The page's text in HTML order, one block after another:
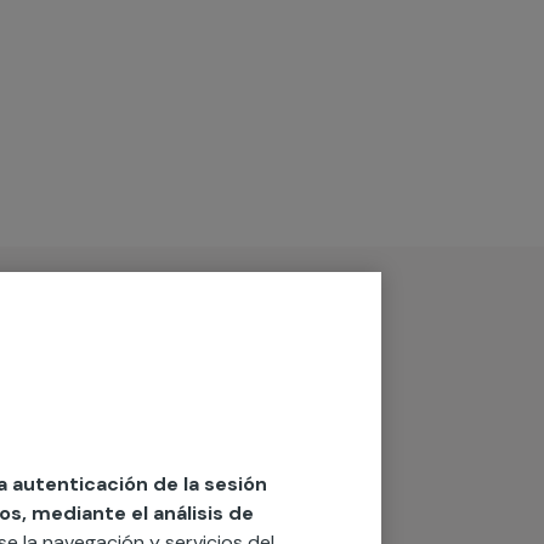
autenticación de la sesión
mediante el análisis de